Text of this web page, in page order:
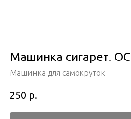
Машинка сигарет.
Машинка для самокруток
250 р.